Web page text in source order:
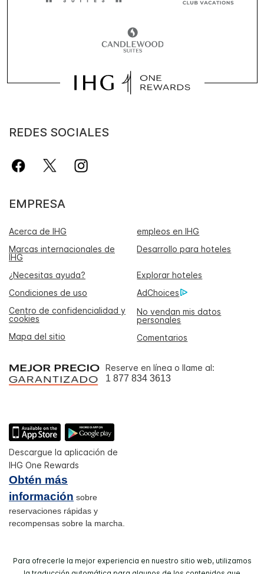
REDES SOCIALES
EMPRESA
Acerca de IHG
empleos en IHG
Marcas internacionales de
IHG
Desarrollo para hoteles
¿Necesitas ayuda?
Explorar hoteles
Condiciones de uso
AdChoices
Centro de confidencialidad y
cookies
No vendan mis datos
personales
Mapa del sitio
Comentarios
Reserve en línea o llame al:
1 877 834 3613
Descargue la aplicación de
IHG One Rewards
Obtén más
información sobre
reservaciones rápidas y
recompensas sobre la marcha.
Para ofrecerle la mejor experiencia en nuestro sitio web, utilizamos